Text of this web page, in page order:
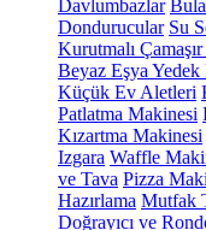
Davlumbazlar
Dondurucular Su
Kurutmalı
Beyaz Eşya
Küçük Ev Aletleri
Patlatma Makinesi
Kızartma Makinesi
Izgara Waffle
ve Tava Pizza
Hazırlama Mutfak
Doğrayıcı ve